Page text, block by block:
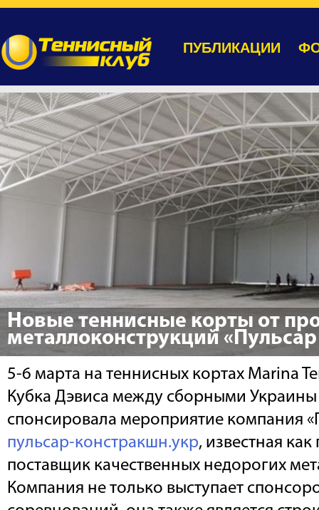
ПУБЛИКАЦИИ
Новые теннисные корты от
металлоконструкций
5-6 марта на теннисных кортах Marina
Кубка Дэвиса между сборными
спонсировала мероприятие компания
пульсар-констракшн.укр, известная
поставщик качественных недорогих
Компания не только выступает